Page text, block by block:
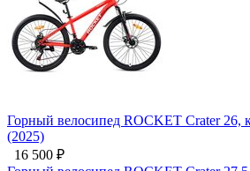
Горный велосипед ROCKET Crater 26,
(2025)
16 500 ₽